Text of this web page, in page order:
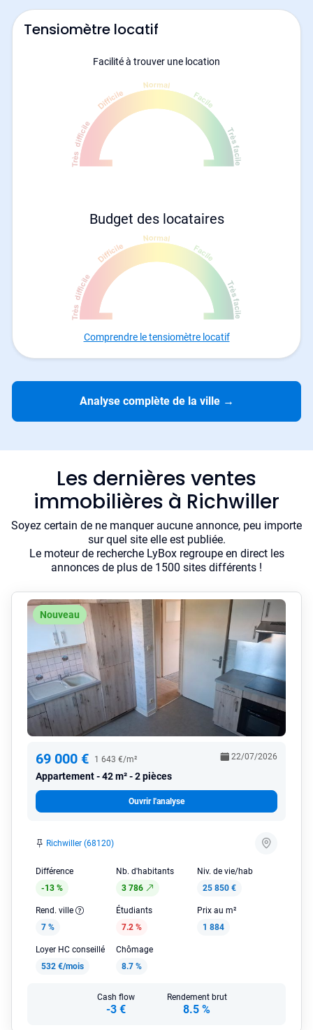
Tensiomètre locatif
Facilité à trouver une location
Budget des locataires
Comprendre le tensiomètre locatif
Analyse complète de la ville →
Les dernières ventes
immobilières à Richwiller
Soyez certain de ne manquer aucune annonce, peu importe
sur quel site elle est publiée.
Le moteur de recherche LyBox regroupe en direct les
annonces de plus de 1500 sites différents !
Nouveau
69 000 € 1 643 €/m²
Appartement 42 m² - 2 pièces
22/07/2026
Ouvrir l'analyse
Richwiller (68120)
Différence
-13 %
Nb. d'habitants
3 786
Niv. de vie/hab
25 850 €
Rend. ville
7 %
Étudiants
7.2 %
Prix au m²
1 884
Loyer HC conseillé
532 €/mois
Chômage
8.7 %
Cash flow
-3 €
Rendement brut
8.5 %